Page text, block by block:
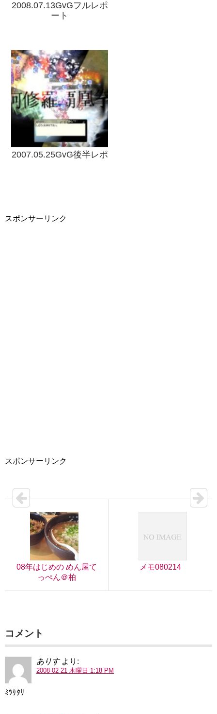
2008.07.13GvGフルレポ
ート
2007.05.25GvG後半レポ
スポンサーリンク
スポンサーリンク
08年はじめの めん屋て
っぺん＠柏
メモ080214
コメント
ありす より:
2008-02-21 木曜日 1:18 PM
ﾐﾂｹﾀﾘ